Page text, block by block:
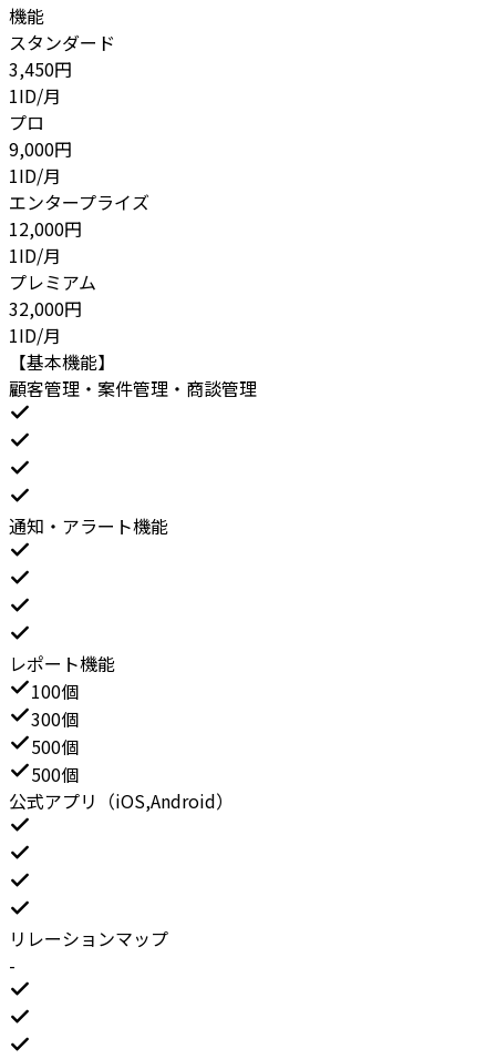
機能
スタンダード
3,450円
1ID/月
プロ
9,000円
1ID/月
エンタープライズ
12,000円
1ID/月
プレミアム
32,000円
1ID/月
【基本機能】
顧客管理・案件管理・商談管理
通知・アラート機能
レポート機能
100個
300個
500個
500個
公式アプリ（iOS,Android）
リレーションマップ
-